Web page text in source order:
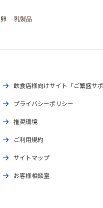
卵 乳製品
飲食店様向けサイト「ご繁盛サポ
プライバシーポリシー
推奨環境
ご利用規約
サイトマップ
お客様相談室